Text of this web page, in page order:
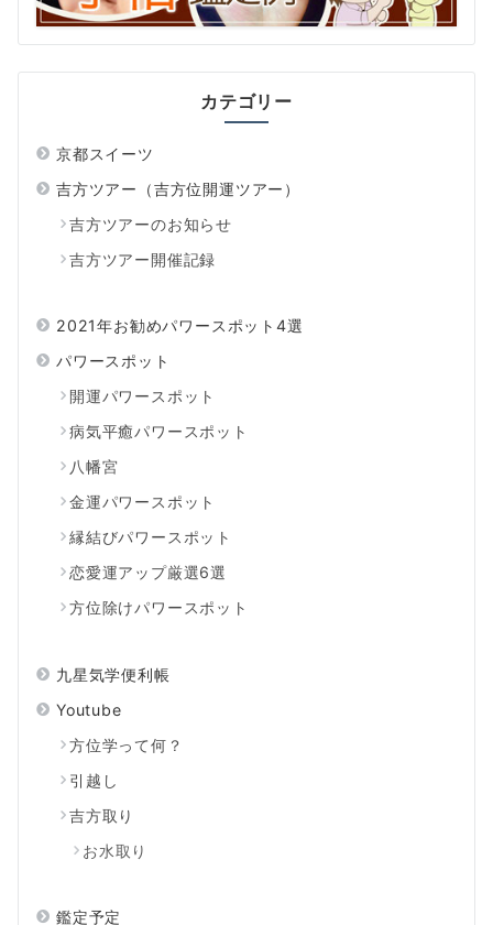
カテゴリー
京都スイーツ
吉方ツアー（吉方位開運ツアー）
吉方ツアーのお知らせ
吉方ツアー開催記録
2021年お勧めパワースポット4選
パワースポット
開運パワースポット
病気平癒パワースポット
八幡宮
金運パワースポット
縁結びパワースポット
恋愛運アップ厳選6選
方位除けパワースポット
九星気学便利帳
Youtube
方位学って何？
引越し
吉方取り
お水取り
鑑定予定